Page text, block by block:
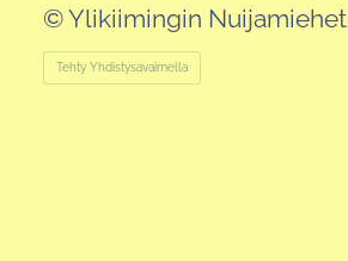
©Ylikiimingin Nuijamiehet
Tehty Yhdistysavaimella